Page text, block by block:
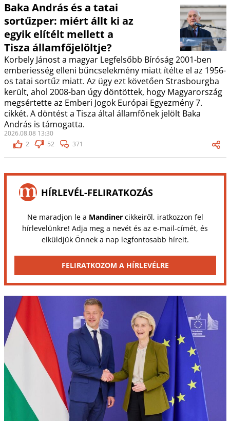
Baka András és a tatai
sortűzper: miért állt ki az
egyik elítélt mellett a
Tisza államfőjelöltje?
Korbely Jánost a magyar Legfelsőbb Bíróság 2001-ben
emberiesség elleni bűncselekmény miatt ítélte el az 1956-
os tatai sortűz miatt. Az ügy ezt követően Strasbourgba
került, ahol 2008-ban úgy döntöttek, hogy Magyarország
megsértette az Emberi Jogok Európai Egyezmény 7.
cikkét. A döntést a Tisza által államfőnek jelölt Baka
András is támogatta.
2026.08.08 13:30
2
52 371
HÍRLEVÉL-FELIRATKOZÁS
Ne maradjon le a Mandinercikkeiről, iratkozzon fel
hírlevelünkre! Adja meg a nevét és az e-mail-címét, és
elküldjük Önnek a nap legfontosabb híreit.
FELIRATKOZOM A HÍRLEVÉLRE